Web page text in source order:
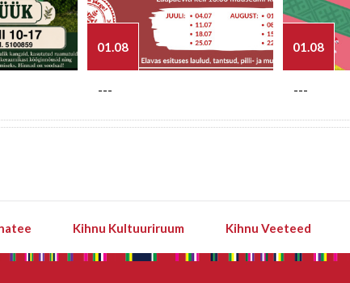
01.08
---
01.08
---
Kihnu Kultuuriruum Kihnu Veeteed